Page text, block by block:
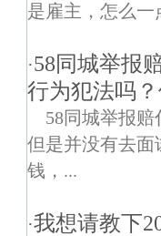
是雇主，怎么
·58同城举报
行为犯法吗
58同城举报
但是并没有去面
钱，...
·我想请教下